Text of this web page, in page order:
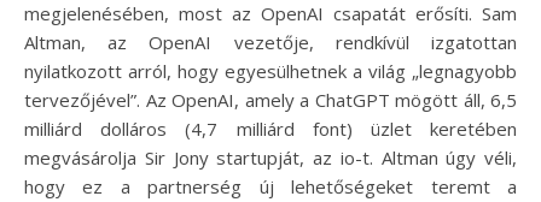
megjelenésében, most az OpenAI csapatát erősíti. Sam
Altman, az OpenAI vezetője, rendkívül izgatottan
nyilatkozott arról, hogy egyesülhetnek a világ „legnagyobb
tervezőjével”. Az OpenAI, amely a ChatGPT mögött áll, 6,5
milliárd dolláros (4,7 milliárd font) üzlet keretében
megvásárolja Sir Jony startupját, az io-t. Altman úgy véli,
hogy ez a partnerség új lehetőségeket teremt a